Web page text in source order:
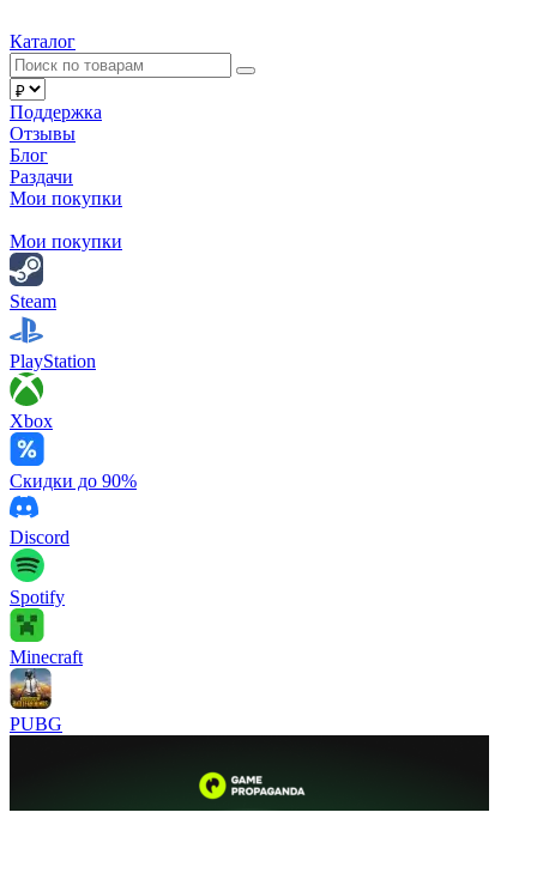
Каталог
Поддержка
Отзывы
Блог
Раздачи
Мои покупки
Мои покупки
Steam
PlayStation
Xbox
Скидки до 90%
Discord
Spotify
Minecraft
PUBG